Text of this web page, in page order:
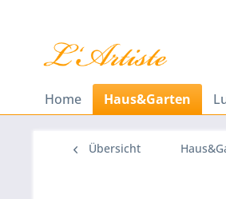
Home Haus&Garten
Übersicht